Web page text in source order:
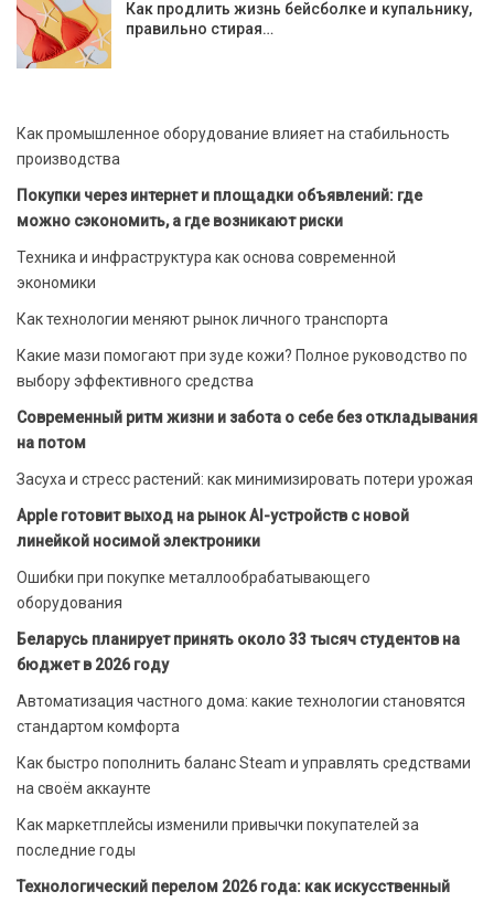
Как продлить жизнь бейсболке и купальнику,
правильно стирая…
Как промышленное оборудование влияет на стабильность
производства
Покупки через интернет и площадки объявлений: где
можно сэкономить, а где возникают риски
Техника и инфраструктура как основа современной
экономики
Как технологии меняют рынок личного транспорта
Какие мази помогают при зуде кожи? Полное руководство по
выбору эффективного средства
Современный ритм жизни и забота о себе без откладывания
на потом
Засуха и стресс растений: как минимизировать потери урожая
Apple готовит выход на рынок AI-устройств с новой
линейкой носимой электроники
Ошибки при покупке металлообрабатывающего
оборудования
Беларусь планирует принять около 33 тысяч студентов на
бюджет в 2026 году
Автоматизация частного дома: какие технологии становятся
стандартом комфорта
Как быстро пополнить баланс Steam и управлять средствами
на своём аккаунте
Как маркетплейсы изменили привычки покупателей за
последние годы
Технологический перелом 2026 года: как искусственный